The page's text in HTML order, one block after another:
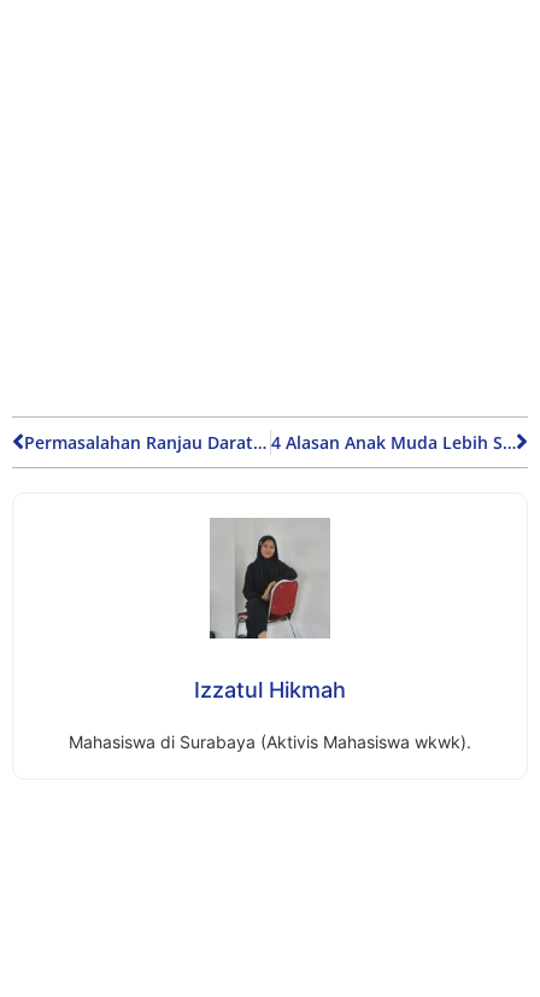
Permasalahan Ranjau Darat dan Upaya Meminimalisir Dampaknya Terhadap Pihak Sipil 4 Alasan Anak Muda Lebih Suka Drama Korea daripada Sinetron
Izzatul Hikmah
Mahasiswa di Surabaya (Aktivis Mahasiswa wkwk).